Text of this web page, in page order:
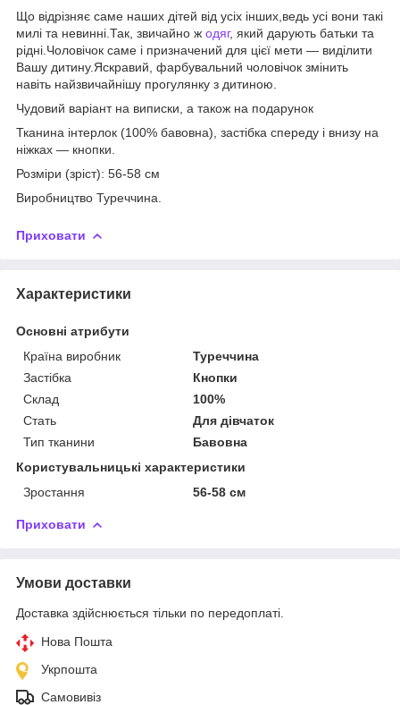
Що відрізняє саме наших дітей від усіх інших,ведь усі вони такі
милі та невинні.Так, звичайно ж одяг, який дарують батьки та
рідні.Чоловічок саме і призначений для цієї мети — виділити
Вашу дитину.Яскравий, фарбувальний чоловічок змінить
навіть найзвичайнішу прогулянку з дитиною.
Чудовий варіант на виписки, а також на подарунок
Тканина інтерлок (100% бавовна), застібка спереду і внизу на
ніжках — кнопки.
Розміри (зріст): 56-58 см
Виробництво Туреччина.
Приховати
Характеристики
Основні атрибути
Країна виробник
Туреччина
Застібка
Кнопки
Склад
100%
Стать
Для дівчаток
Тип тканини
Бавовна
Користувальницькі характеристики
Зростання
56-58 см
Приховати
Умови доставки
Доставка здійснюється тільки по передоплаті.
Нова Пошта
Укрпошта
Самовивіз